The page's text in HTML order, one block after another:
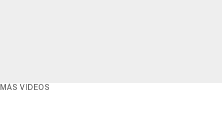
MÁS VIDEOS